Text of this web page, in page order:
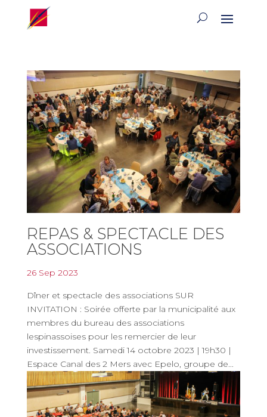
REPAS & SPECTACLE DES
ASSOCIATIONS
26 Sep 2023
Dîner et spectacle des associations SUR
INVITATION : Soirée offerte par la municipalité aux
membres du bureau des associations
lespinassoises pour les remercier de leur
investissement. Samedi 14 octobre 2023 | 19h30 |
Espace Canal des 2 Mers avec Epelo, groupe de...